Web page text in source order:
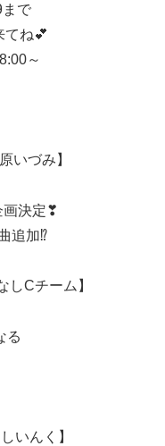
で
てね💕
～
いづみ】
画決定❣
追加⁉️
しCチーム】
る
いんく】